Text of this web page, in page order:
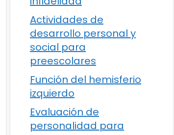
Actividades de
desarrollo personal y
social para
preescolares
Función del hemisferio
izquierdo
Evaluación de
personalidad para